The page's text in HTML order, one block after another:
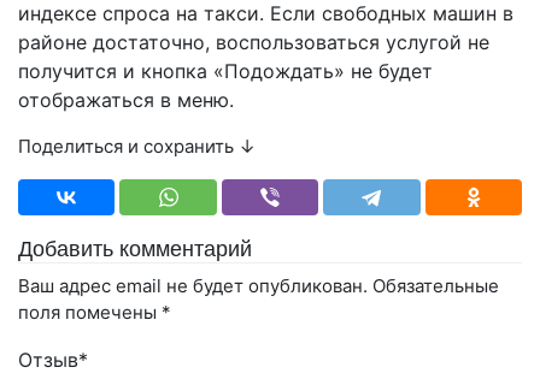
индексе спроса на такси. Если свободных машин в
районе достаточно, воспользоваться услугой не
получится и кнопка «Подождать» не будет
отображаться в меню.
Поделиться и сохранить ↓
Добавить комментарий
Ваш адрес email не будет опубликован. Обязательные
поля помечены *
Отзыв*